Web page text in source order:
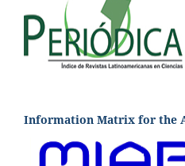
Information Matrix for the